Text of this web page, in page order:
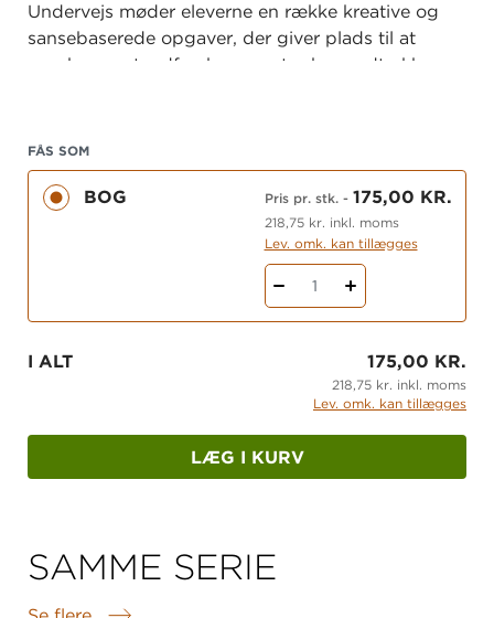
Undervejs møder eleverne en række kreative og
sansebaserede opgaver, der giver plads til at
mærke gyset, udforske genretræk og udtrykke
FÅS SOM
BOG Pris pr. stk.- 175,00 KR.
218,75 kr. inkl. moms
Lev. omk. kan tillægges
1
I ALT 175,00 KR.
218,75 kr. inkl. moms
Lev. omk. kan tillægges
LÆG I KURV
SAMME SERIE